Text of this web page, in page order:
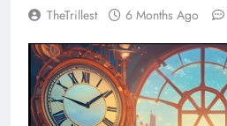
TheTrillest 6 Months Ago